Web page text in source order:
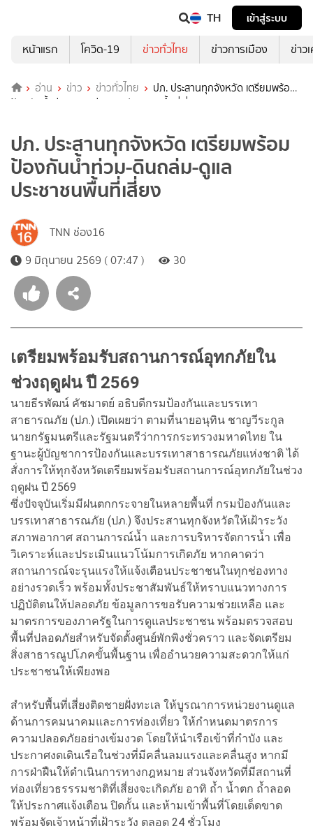
TH
เข้าสู่ระบบ
หน้าแรก
โควิด-19 ข่าวทั่วไทย ข่าวการเมือง ข่าว
อ่าน ข่าว ข่าวทั่วไทย
ปภ. ประสานทุกจังหวัด เตรียมพร้อม
ป้องกันน้ำท่วม-ดินถล่ม-ดูแลประชาชนพื้นที่เสี่ยง
ปภ. ประสานทุกจังหวัด เตรียมพร้อม
ป้องกันน้ำท่วม-ดินถล่ม-ดูแล
ประชาชนพื้นที่เสี่ยง
TNN ช่อง16
9 มิถุนายน 2569 ( 07:47 )
30
เตรียมพร้อมรับสถานการณ์อุทกภัยใน
ช่วงฤดูฝน ปี 2569
นายธีรพัฒน์ คัชมาตย์ อธิบดีกรมป้องกันและบรรเทา
สาธารณภัย (ปภ.) เปิดเผยว่า ตามที่นายอนุทิน ชาญวีระกูล
นายกรัฐมนตรีและรัฐมนตรีว่าการกระทรวงมหาดไทย ใน
ฐานะผู้บัญชาการป้องกันและบรรเทาสาธารณภัยแห่งชาติ ได้
สั่งการให้ทุกจังหวัดเตรียมพร้อมรับสถานการณ์อุทกภัยในช่วง
ฤดูฝน ปี 2569
ซึ่งปัจจุบันเริ่มมีฝนตกกระจายในหลายพื้นที่ กรมป้องกันและ
บรรเทาสาธารณภัย (ปภ.) จึงประสานทุกจังหวัดให้เฝ้าระวัง
สภาพอากาศ สถานการณ์น้ำ และการบริหารจัดการน้ำ เพื่อ
วิเคราะห์และประเมินแนวโน้มการเกิดภัย หากคาดว่า
สถานการณ์จะรุนแรงให้แจ้งเตือนประชาชนในทุกช่องทาง
อย่างรวดเร็ว พร้อมทั้งประชาสัมพันธ์ให้ทราบแนวทางการ
ปฏิบัติตนให้ปลอดภัย ข้อมูลการขอรับความช่วยเหลือ และ
มาตรการของภาครัฐในการดูแลประชาชน พร้อมตรวจสอบ
พื้นที่ปลอดภัยสำหรับจัดตั้งศูนย์พักพิงชั่วคราว และจัดเตรียม
สิ่งสาธารณูปโภคขั้นพื้นฐาน เพื่ออำนวยความสะดวกให้แก่
ประชาชนให้เพียงพอ
สำหรับพื้นที่เสี่ยงติดชายฝั่งทะเล ให้บูรณาการหน่วยงานดูแล
ด้านการคมนาคมและการท่องเที่ยว ให้กำหนดมาตรการ
ความปลอดภัยอย่างเข้มงวด โดยให้นำเรือเข้าที่กำบัง และ
ประกาศงดเดินเรือในช่วงที่มีคลื่นลมแรงและคลื่นสูง หากมี
การฝ่าฝืนให้ดำเนินการทางกฎหมาย ส่วนจังหวัดที่มีสถานที่
ท่องเที่ยวธรรรมชาติที่เสี่ยงจะเกิดภัย อาทิ ถ้ำ น้ำตก ถ้ำลอด
ให้ประกาศแจ้งเตือน ปิดกั้น และห้ามเข้าพื้นที่โดยเด็ดขาด
พร้อมจัดเจ้าหน้าที่เฝ้าระวัง ตลอด 24 ชั่วโมง